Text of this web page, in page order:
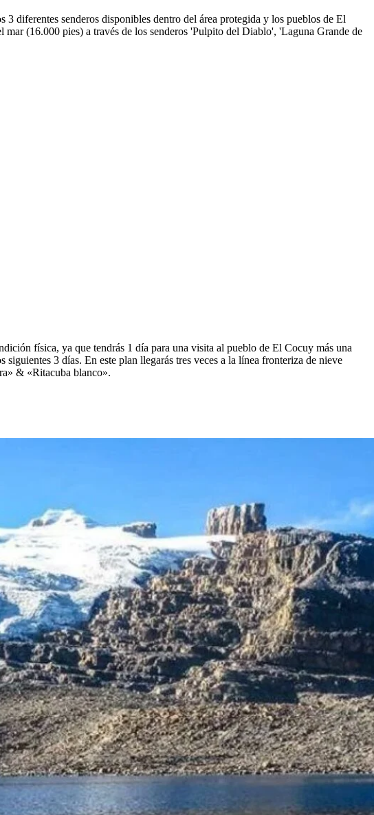
diferentes senderos disponibles dentro del área protegida y los pueblos de El
(16.000 pies) a través de los senderos 'Pulpito del Diablo', 'Laguna Grande de
física, ya que tendrás 1 día para una visita al pueblo de El Cocuy más una
3 días. En este plan llegarás tres veces a la línea fronteriza de nieve
& «Ritacuba blanco».